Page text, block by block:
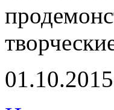
01.10.2015